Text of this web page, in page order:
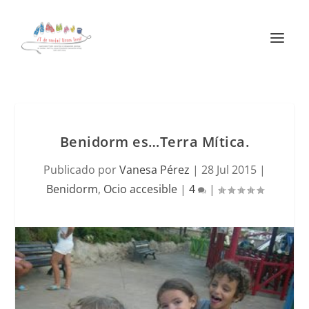
Benidorm es…Terra Mítica.
Publicado porVanesa Pérez | 28 Jul 2015 |
Benidorm, Ocio accesible| 4 |